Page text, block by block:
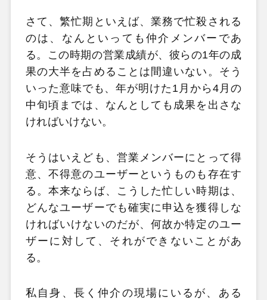
さて、繁忙期といえば、業務で忙殺される
のは、なんといっても仲介メンバーであ
る。この時期の営業成績が、彼らの1年の成
果の大半を占めることは間違いない。そう
いった意味でも、年が明けた1月から4月の
中旬頃までは、なんとしても成果を出さな
ければいけない。
そうはいえども、営業メンバーにとって得
意、不得意のユーザーというものも存在す
る。本来ならば、こうした忙しい時期は、
どんなユーザーでも確実に申込を獲得しな
ければいけないのだが、何故か特定のユー
ザーに対して、それができないことがあ
る。
私自身、長く仲介の現場にいるが、ある